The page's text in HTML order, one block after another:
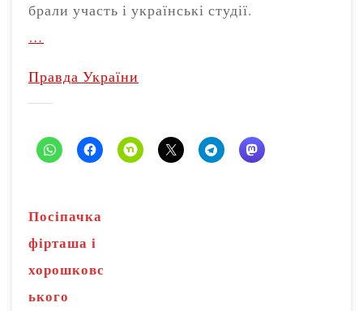
брали участь і українські студії.
…
Правда України
Посіпачка
фірташа і
хорошковс
ького